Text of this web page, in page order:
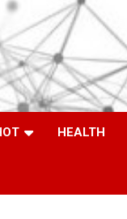
HEALTH